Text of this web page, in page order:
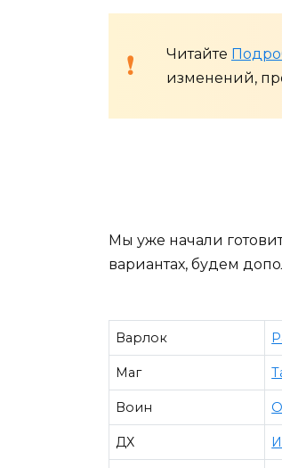
Читайте
изменений,
Мы уже начали
вариантах, будем
Варлок
Маг
Воин
ДХ